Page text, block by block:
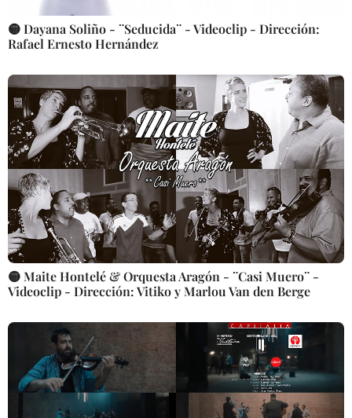
🟡 Dayana Soliño - ¨Seducida¨ - Videoclip - Dirección:
Rafael Ernesto Hernández
🟡 Maite Hontelé & Orquesta Aragón - ¨Casi Muero¨ -
Videoclip - Dirección: Vitiko y Marlou Van den Berge